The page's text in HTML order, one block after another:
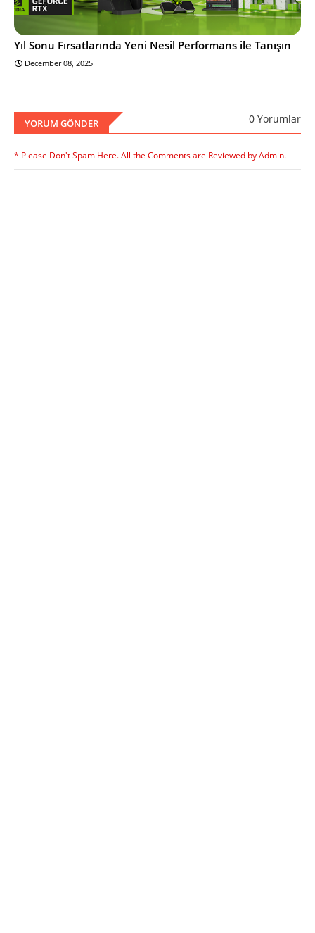
Yıl Sonu Fırsatlarında Yeni Nesil Performans ile Tanışın
December 08, 2025
YORUM GÖNDER 0 Yorumlar
* Please Don't Spam Here. All the Comments are Reviewed by Admin.